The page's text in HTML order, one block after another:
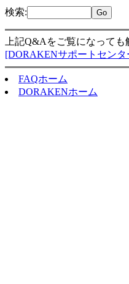
検索:
上記Q&Aをご覧になって
[DORAKENサポートセンタ
FAQホーム
DORAKENホーム